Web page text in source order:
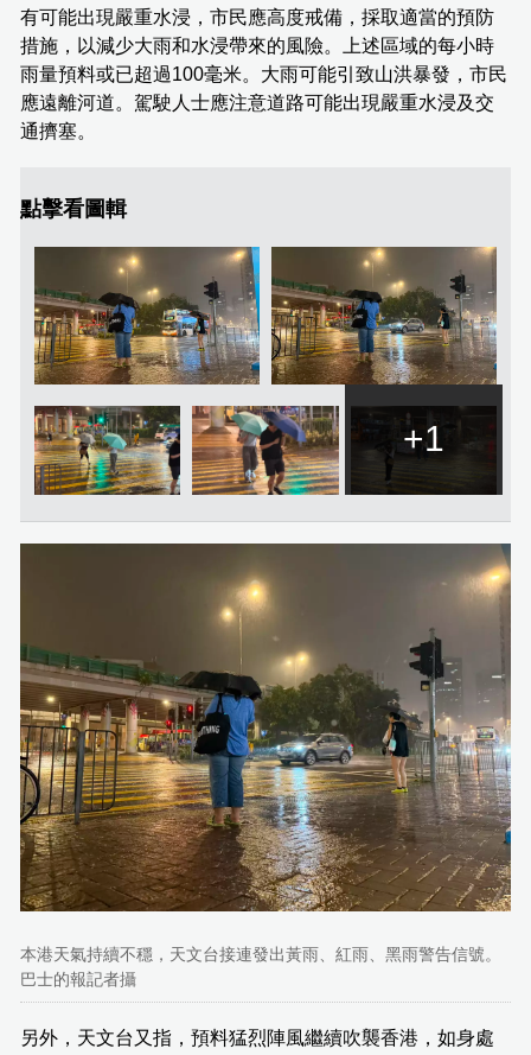
有可能出現嚴重水浸，市民應高度戒備，採取適當的預防
措施，以減少大雨和水浸帶來的風險。上述區域的每小時
雨量預料或已超過100毫米。大雨可能引致山洪暴發，市民
應遠離河道。駕駛人士應注意道路可能出現嚴重水浸及交
通擠塞。
點擊看圖輯
+1
本港天氣持續不穩，天文台接連發出黃雨、紅雨、黑雨警告信號。
巴士的報記者攝
另外，天文台又指，預料猛烈陣風繼續吹襲香港，如身處